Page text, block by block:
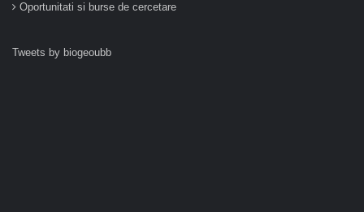
Oportunitati si burse de cercetare
Tweets by biogeoubb